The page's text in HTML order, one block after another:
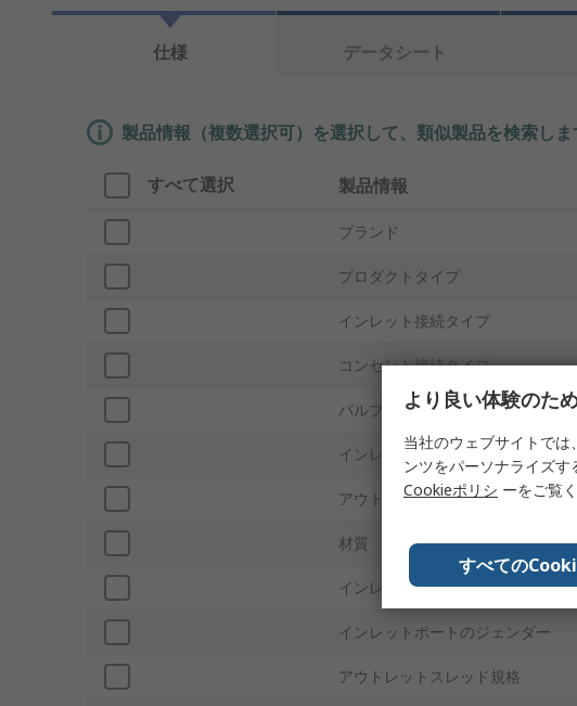
仕様 データシート
製品情報（複数選択可）を選択して、類似製品を検索しま
すべて選択 製品情報
ブランド
プロダクトタイプ
インレット接続タイプ
コンセント接続タイプ
バルブタイプ
インレットポートサイズ
アウトレットポートサイズ
材質
インレットねじ規格
インレットポートのジェンダー
アウトレットスレッド規格
より良い体験のた
当社のウェブサイトで
ンツをパーソナライズす
Cookieポリシ ーをご覧
すべての